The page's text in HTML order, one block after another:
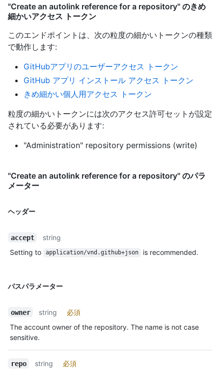
"Create an autolink reference for a repository" のきめ
細かいアクセス トークン
このエンドポイントは、次の粒度の細かいトークンの種類
で動作します:
GitHubアプリのユーザーアクセス トークン
GitHub アプリ インストール アクセス トークン
きめ細かい個人用アクセス トークン
粒度の細かいトークンには次のアクセス許可セットが設定
されている必要があります:
"Administration" repository permissions (write)
"Create an autolink reference for a repository" のパラ
メーター
ヘッダー
accept
string
Setting to
application/vnd.github+json is recommended.
パスパラメーター
owner string
必須
The account owner of the repository. The name is not case
sensitive.
repo string
必須